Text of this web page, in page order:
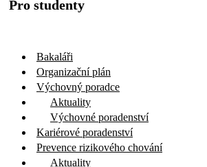
Pro studenty
Bakaláři
Organizační plán
Výchovný poradce
Aktuality
Výchovné poradenství
Kariérové poradenství
Prevence rizikového chování
Aktuality